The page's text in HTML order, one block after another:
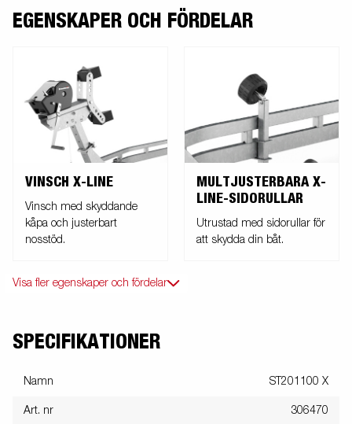
EGENSKAPER OCH FÖRDELAR
VINSCH X-LINE
Vinsch med skyddande
kåpa och justerbart
nosstöd.
MULTJUSTERBARA X-
LINE-SIDORULLAR
Utrustad med sidorullar för
att skydda din båt.
Visa fler egenskaper och fördelar
SPECIFIKATIONER
Namn ST201100 X
Art. nr 306470